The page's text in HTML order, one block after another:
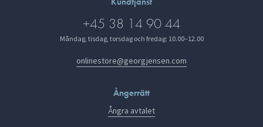
+45 38 14 90 44
Måndag, tisdag, torsdag och fredag: 10.00–12.00
onlinestore@georgjensen.com
Ångerrätt
Ångra avtalet